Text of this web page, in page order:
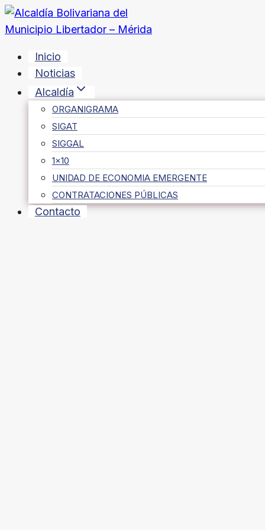
Saltar
al
Inicio
Noticias
Alcaldía
ORGANIGRAMA
SIGAT
SIGGAL
1×10
UNIDAD DE ECONOMIA EMERGENTE
CONTRATACIONES PÚBLICAS
Contacto